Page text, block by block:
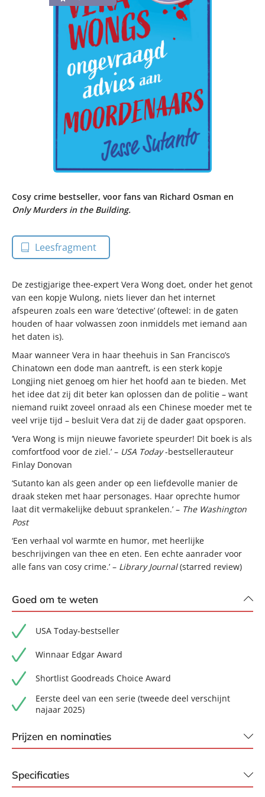
Cosy crime bestseller, voor fans van Richard Osman en
Only Murders in the Building.
Leesfragment
De zestigjarige thee-expert Vera Wong doet, onder het genot
van een kopje Wulong, niets liever dan het internet
afspeuren zoals een ware ‘detective’ (oftewel: in de gaten
houden of haar volwassen zoon inmiddels met iemand aan
het daten is).
Maar wanneer Vera in haar theehuis in San Francisco’s
Chinatown een dode man aantreft, is een sterk kopje
Longjing niet genoeg om hier het hoofd aan te bieden. Met
het idee dat zij dit beter kan oplossen dan de politie – want
niemand ruikt zoveel onraad als een Chinese moeder met te
veel vrije tijd – besluit Vera dat zij de dader gaat opsporen.
‘Vera Wong is mijn nieuwe favoriete speurder! Dit boek is als
comfortfood voor de ziel.’ – USA Today-bestsellerauteur
Finlay Donovan
‘Sutanto kan als geen ander op een liefdevolle manier de
draak steken met haar personages. Haar oprechte humor
laat dit vermakelijke debuut sprankelen.’ – The Washington
Post
‘Een verhaal vol warmte en humor, met heerlijke
beschrijvingen van thee en eten. Een echte aanrader voor
alle fans van cosy crime.’ – Library Journal(starred review)
Goed om te weten
USA Today-bestseller
Winnaar Edgar Award
Shortlist Goodreads Choice Award
Eerste deel van een serie (tweede deel verschijnt
najaar 2025)
Prijzen en nominaties
Shortlist Goodreads Choice Award
Specificaties